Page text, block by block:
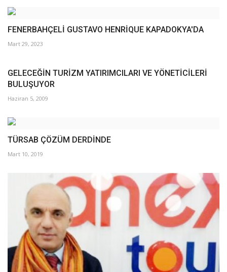
FENERBAHÇELİ GUSTAVO HENRİQUE KAPADOKYA'DA
Mart 29, 2023
GELECEĞİN TURİZM YATIRIMCILARI VE YÖNETİCİLERİ
BULUŞUYOR
Haziran 5, 2009
TÜRSAB ÇÖZÜM DERDİNDE
Mart 10, 2019